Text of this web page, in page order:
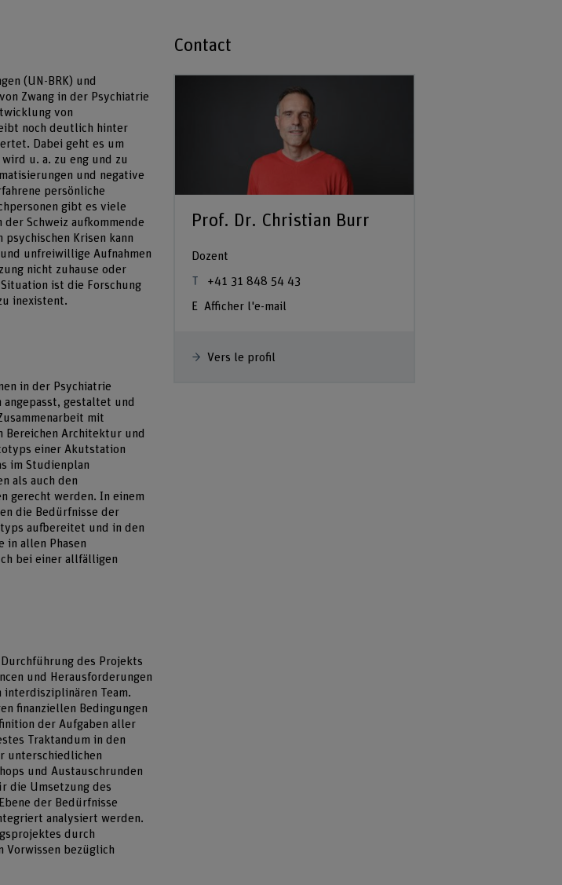
(UN-BRK) und
Zwang in der Psychiatrie
von
noch deutlich hinter
Dabei geht es um
u. a. zu eng und zu
und negative
persönliche
gibt es viele
Schweiz aufkommende
Krisen kann
unfreiwillige Aufnahmen
nicht zuhause oder
ist die Forschung
inexistent.
in der Psychiatrie
angepasst, gestaltet und
mit
Bereichen Architektur und
einer Akutstation
im Studienplan
als auch den
gerecht werden. In einem
die Bedürfnisse der
aufbereitet und in den
in allen Phasen
bei einer allfälligen
des Projekts
und Herausforderungen
Team.
finanziellen Bedingungen
der Aufgaben aller
Traktandum in den
unterschiedlichen
und Austauschrunden
die Umsetzung des
der Bedürfnisse
analysiert werden.
durch
Vorwissen bezüglich
Contact
Prof. Dr. Christian Burr
Dozent
+41 31 848 54 43
Afficher l'e-mail
Vers le profil